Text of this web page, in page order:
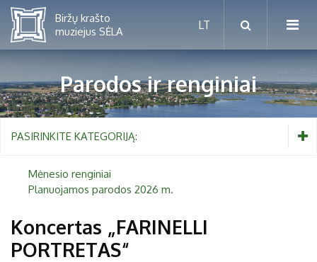
Mėnesio renginiai
Vaikams nuo 5 iki 10 metų
Paaugliams nuo 11 iki 18 metų
Proistorė
Parodos ir renginiai
PASIRINKITE KATEGORIJĄ:
Mėnesio renginiai
Planuojamos parodos 2026 m.
Koncertas „FARINELLI
PORTRETAS“